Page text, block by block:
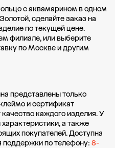
с аквамарином в одном
сделайте заказ на
по текущей цене.
филиале, или выберите
по Москве и другим
представлены только
и сертификат
каждого изделия. У
а также
покупателей. Доступна
поддержки по телефону: 8-